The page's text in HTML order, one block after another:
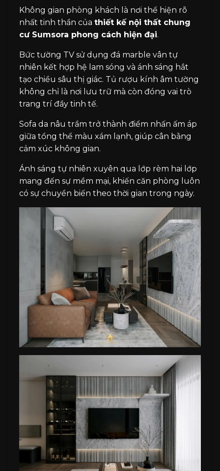
Không gian phòng khách là nơi thể hiện rõ
nhất tinh thần của thiết kế nội thất chung
cư Sumsora phong cách hiện đại.
Bức tường TV sử dụng đá marble vân tự
nhiên kết hợp hệ lam sóng và ánh sáng hắt
tạo chiều sâu thị giác. Tủ rượu kính âm tường
không chỉ là nơi lưu trữ mà còn đóng vai trò
trang trí đầy tinh tế.
Sofa da nâu trầm trở thành điểm nhấn ấm áp
giữa tổng thể màu xám lạnh, giúp cân bằng
cảm xúc không gian.
Ánh sáng tự nhiên xuyên qua lớp rèm hai lớp
mang đến sự mềm mại, khiến căn phòng luôn
có sự chuyển biến theo thời gian trong ngày.